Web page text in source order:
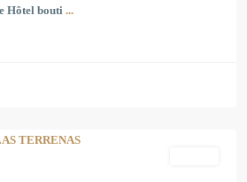
Hôtel bouti ...